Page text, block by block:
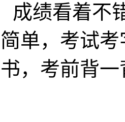
成绩看着不
单，考试
，考前背